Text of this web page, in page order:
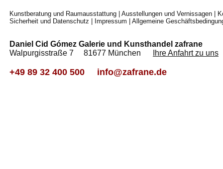
Kunstberatung und Raumausstattung Ausstellungen und Vernissagen
Sicherheit und Datenschutz
Impressum Allgemeine
Daniel Cid Gómez Galerie und Kunsthandel zafrane
Walpurgisstraße 7 81677 München
Ihre Anfahrt zu uns
+49 89 32 400 500 info@zafrane.de